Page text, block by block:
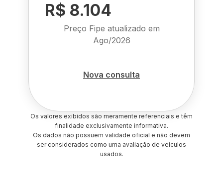
R$ 8.104
Preço Fipe atualizado em
Ago/2026
Nova consulta
Os valores exibidos são meramente referenciais e têm
finalidade exclusivamente informativa.
Os dados não possuem validade oficial e não devem
ser considerados como uma avaliação de veículos
usados.